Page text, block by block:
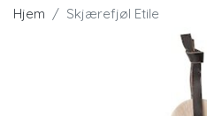
Hjem Skjærefjøl Etile